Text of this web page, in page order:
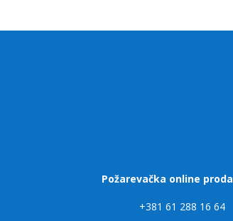
Požarevačka online
+381 61 288 16 64